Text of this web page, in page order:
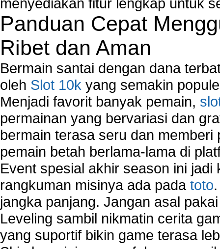
Panduan Cepat
Ribet dan Aman
Bermain santai dengan dana
oleh Slot 10k yang semakin
Menjadi favorit banyak pemain,
permainan yang bervariasi dan
bermain terasa seru dan
pemain betah berlama-lama di
Event spesial akhir season ini
rangkuman misinya ada pada toto
jangka panjang. Jangan asal
Leveling sambil nikmatin cerita
yang suportif bikin game terasa